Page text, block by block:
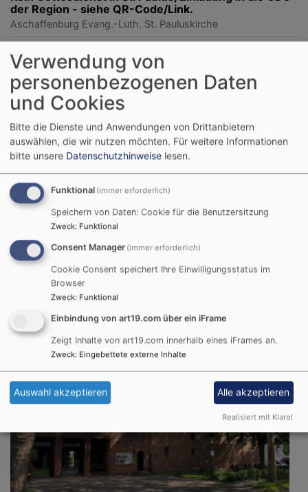
der Region - siehe QR-Code/Link.
Aschaffenburg Evang.-Luth. St. Pauluskirche
So, 23.8. 10:15 Uhr
Gottesdienst, K. Scheibler
Aschaffenburg Evang.-Luth. St. Pauluskirche
Verwendung von
personenbezogenen Daten
und Cookies
Bitte die Dienste und Anwendungen von Drittanbietern
auswählen, die wir nutzen möchten. Für weitere Informationen
bitte unsere Datenschutzhinweise lesen.
Funktional (immer erforderlich)
Speichern von Daten: Cookie für die Benutzersitzung
Zweck: Funktional
Consent Manager (immer erforderlich)
Cookie Consent speichert Ihre Einwilligungsstatus im
Browser
Zweck: Funktional
Einbindung von art19.com über ein iFrame
Zeigt Inhalte von art19.com innerhalb eines iFrames an.
Zweck: Eingebettete externe Inhalte
Auswahl akzeptieren Alle akzeptieren
Realisiert mit Klaro!